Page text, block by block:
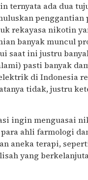
ternyata ada dua
rekayasa nikotin
banyak muncul
saat ini justru
pasti banyak
di Indonesia
tidak, justru
ingin menguasai
ahli farmologi
aneka terapi,
yang